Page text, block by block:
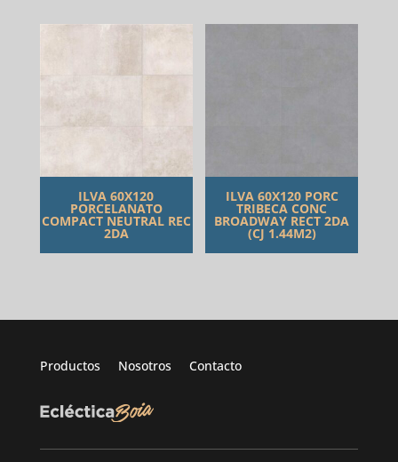
ILVA 60X120
PORCELANATO
COMPACT NEUTRAL REC
2DA
ILVA 60X120 PORC
TRIBECA CONC
BROADWAY RECT 2DA
(CJ 1.44M2)
Productos Nosotros Contacto